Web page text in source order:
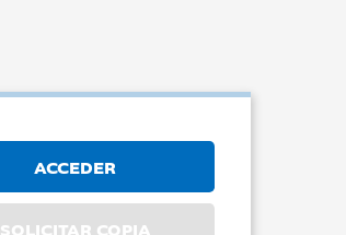
ACCEDER
SOLICITAR COPIA